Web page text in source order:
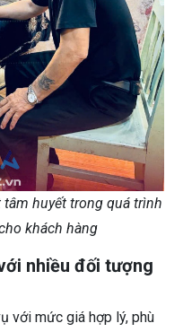
huyết trong quá trình
khách hàng
nhiều đối tượng
với mức giá hợp lý, phù